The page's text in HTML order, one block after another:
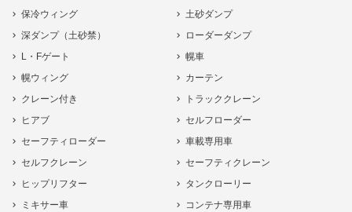
保冷ウィング
土砂ダンプ
深ダンプ（土砂禁）
ローダーダンプ
L・Fゲート
幌車
幌ウィング
カーテン
クレーン付き
トラッククレーン
ヒアブ
セルフローダー
セーフティローダー
車載専用車
セルフクレーン
セーフティクレーン
ヒップリフター
タンクローリー
ミキサー車
コンテナ専用車